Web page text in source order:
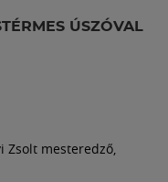
ÚSZÓVAL
Zsolt mesteredző,